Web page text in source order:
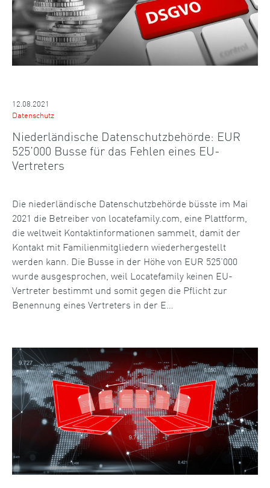
12.08.2021
Datenschutz
Niederländische Datenschutzbehörde: EUR
525’000 Busse für das Fehlen eines EU-
Vertreters
Die niederländische Datenschutzbehörde büsste im Mai
2021 die Betreiber von locatefamily.com, eine Plattform,
die weltweit Kontaktinformationen sammelt, damit der
Kontakt mit Familienmitgliedern wiederhergestellt
werden kann. Die Busse in der Höhe von EUR 525’000
wurde ausgesprochen, weil Locatefamily keinen EU-
Vertreter bestimmt und somit gegen die Pflicht zur
Benennung eines Vertreters in der E…